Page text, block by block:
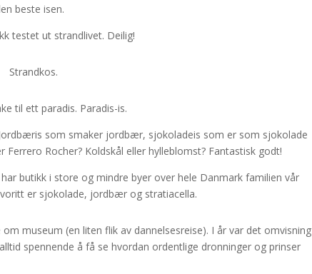
beste isen.
testet ut strandlivet. Deilig!
Strandkos.
til ett paradis. Paradis-is.
som smaker jordbær, sjokoladeis som er som sjokolade
Rocher? Koldskål eller hylleblomst? Fantastisk godt!
butikk i store og mindre byer over hele Danmark familien vår
er sjokolade, jordbær og stratiacella.
museum (en liten flik av dannelsesreise). I år var det omvisning
spennende å få se hvordan ordentlige dronninger og prinser